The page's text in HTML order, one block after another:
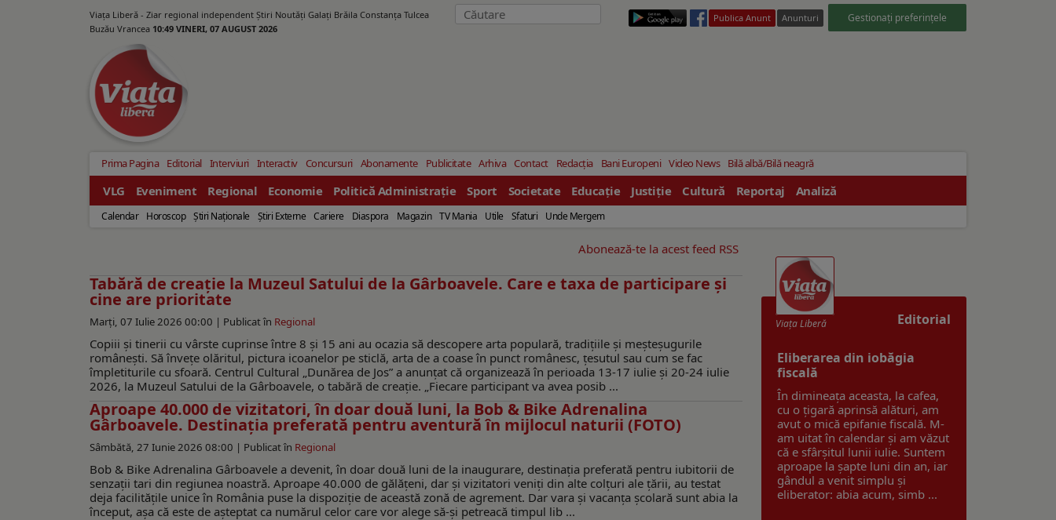
Viața Liberă - Ziar regional independent Știri Noutăți Galaţi Brăila Constanţa Tulcea
Buzău Vrancea 10:49 VINERI, 07 AUGUST 2026
Publica Anunt Anunturi Gestionați preferințele
Prima Pagina Editorial Interviuri Interactiv Concursuri Abonamente Publicitate Arhiva Contact Redacția Bani Europeni Video News Bilă albă/Bilă neagră
VLG Eveniment Regional Economie Politică Administrație Sport Societate Educație Justiție Cultură Reportaj Analiză
Calendar Horoscop Ştiri Naţionale Ştiri Externe Cariere Diaspora Magazin TV Mania Utile Sfaturi Unde Mergem
Abonează-te la acest feed RSS
Tabără de creaţie la Muzeul Satului de la Gârboavele. Care e taxa de participare şi
cine are prioritate
Marți, 07 Iulie 2026 00:00 | Publicat în Regional
Copiii și tinerii cu vârste cuprinse între 8 și 15 ani au ocazia să descopere arta populară, tradiţiile şi meşteşugurile
româneşti. Să înveţe olăritul, pictura icoanelor pe sticlă, arta de a coase în punct românesc, ţesutul sau cum se fac
împletiturile cu sfoară. Centrul Cultural „Dunărea de Jos” a anunţat că organizează în perioada 13-17 iulie și 20-24 iulie
2026, la Muzeul Satului de la Gârboavele, o tabără de creaţie. „Fiecare participant va avea posib ...
Aproape 40.000 de vizitatori, în doar două luni, la Bob & Bike Adrenalina
Gârboavele. Destinația preferată pentru aventură în mijlocul naturii (FOTO)
Sâmbătă, 27 Iunie 2026 08:00 | Publicat în Regional
Bob & Bike Adrenalina Gârboavele a devenit, în doar două luni de la inaugurare, destinația preferată pentru iubitorii de
senzații tari din regiunea noastră. Aproape 40.000 de gălățeni, dar și vizitatori veniți din alte colțuri ale țării, au testat
deja facilitățile unice în România puse la dispoziție de această zonă de agrement. Dar vara și vacanța școlară sunt abia la
început, așa că este de așteptat ca numărul celor care vor alege să-și petreacă timpul lib ...
Editorial
Viaţa Liberă
Eliberarea din iobăgia
fiscală
În dimineața aceasta, la cafea,
cu o țigară aprinsă alături, am
avut o mică epifanie fiscală. M-
am uitat în calendar și am văzut
că e sfârșitul lunii iulie. Suntem
aproape la șapte luni din an, iar
gândul a venit simplu și
eliberator: abia acum, simb ...